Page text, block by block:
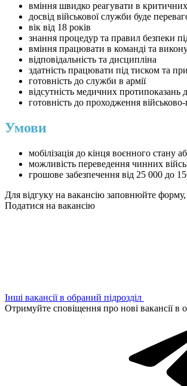
вміння швидко реагувати в
досвід військової служби буде
вік від 18 років
знання процедур та правил безпеки
вміння працювати в команді та
відповідальність та дисципліна
здатність працювати під тиском та
готовність до служби в армії
відсутність медичних протипоказань
готовність до проходження
Умови
мобілізація до кінця воєнного стану
можливість переведення чинних
грошове забезпечення від 25 000 до
Для відгуку на вакансію заповнюйте
Податися на вакансію
Інші вакансії в обраний підрозділ
Отримуйте сповіщення про нові вакансії в